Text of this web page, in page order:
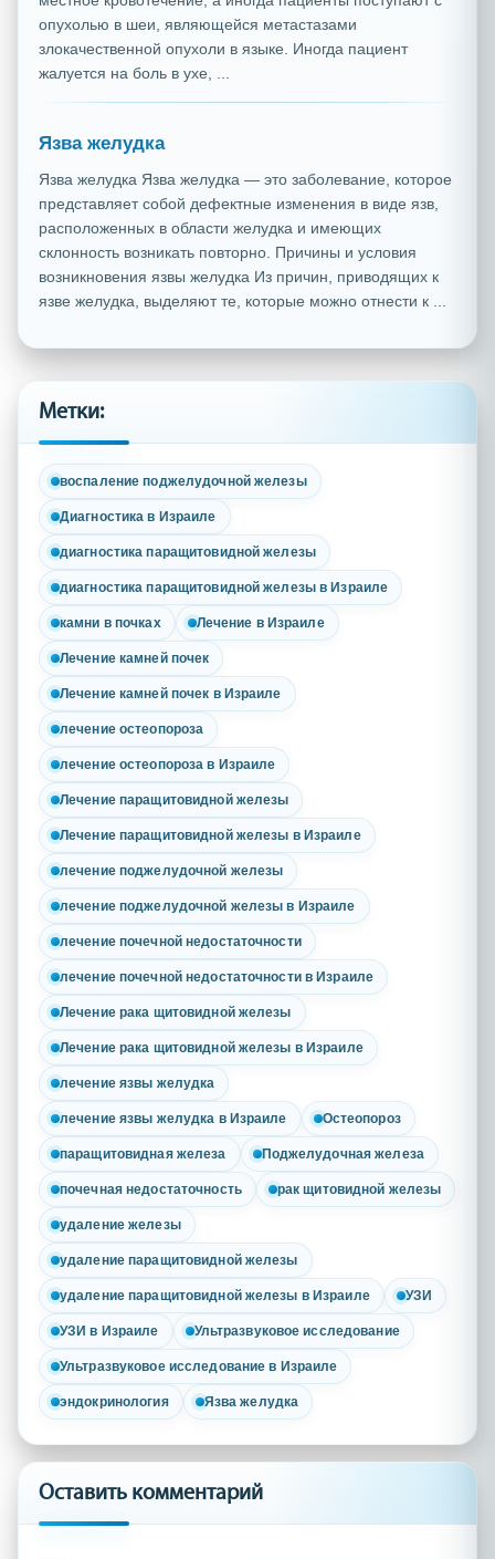
опухолью в шеи, являющейся метастазами
злокачественной опухоли в языке. Иногда пациент
жалуется на боль в ухе, ...
Язва желудка
Язва желудка Язва желудка — это заболевание, которое
представляет собой дефектные изменения в виде язв,
расположенных в области желудка и имеющих
склонность возникать повторно. Причины и условия
возникновения язвы желудка Из причин, приводящих к
язве желудка, выделяют те, которые можно отнести к ...
Метки:
воспаление поджелудочной железы
Диагностика в Израиле
диагностика паращитовидной железы
диагностика паращитовидной железы в Израиле
камни в почках Лечение в Израиле
Лечение камней почек
Лечение камней почек в Израиле
лечение остеопороза
лечение остеопороза в Израиле
Лечение паращитовидной железы
Лечение паращитовидной железы в Израиле
лечение поджелудочной железы
лечение поджелудочной железы в Израиле
лечение почечной недостаточности
лечение почечной недостаточности в Израиле
Лечение рака щитовидной железы
Лечение рака щитовидной железы в Израиле
лечение язвы желудка
лечение язвы желудка в Израиле Остеопороз
паращитовидная железа Поджелудочная железа
почечная недостаточность рак щитовидной железы
удаление железы
удаление паращитовидной железы
удаление паращитовидной железы в Израиле УЗИ
УЗИ в Израиле Ультразвуковое исследование
Ультразвуковое исследование в Израиле
эндокринология Язва желудка
Оставить комментарий